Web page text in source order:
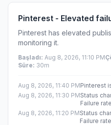
Pinterest - Elevated
Pinterest has elevated
monitoring it.
Başladı: Aug 8, 2026, 11:10 PM
Süre: 30m
Aug 8, 2026, 11:40 PMPinterest
Aug 8, 2026, 11:30 PMStatus
Failure
Aug 8, 2026, 11:20 PMStatus
Failure